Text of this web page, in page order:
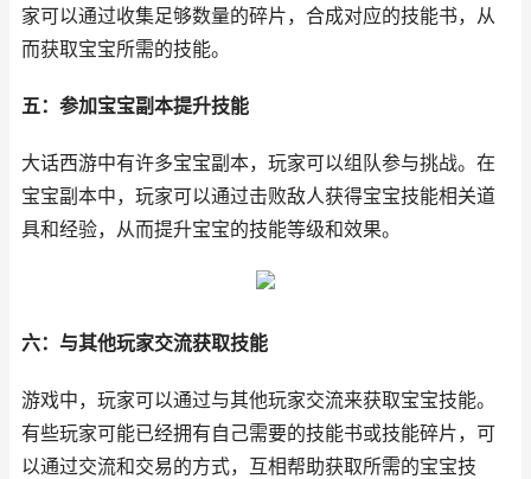
家可以通过收集足够数量的碎片，合成对应的技能书，从
而获取宝宝所需的技能。
五：参加宝宝副本提升技能
大话西游中有许多宝宝副本，玩家可以组队参与挑战。在
宝宝副本中，玩家可以通过击败敌人获得宝宝技能相关道
具和经验，从而提升宝宝的技能等级和效果。
六：与其他玩家交流获取技能
游戏中，玩家可以通过与其他玩家交流来获取宝宝技能。
有些玩家可能已经拥有自己需要的技能书或技能碎片，可
以通过交流和交易的方式，互相帮助获取所需的宝宝技